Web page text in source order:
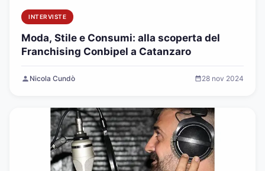
INTERVISTE
Moda, Stile e Consumi: alla scoperta del
Franchising Conbipel a Catanzaro
Nicola Cundò 28 nov 2024